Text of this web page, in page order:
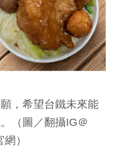
，希望台鐵未來能
（圖／翻攝IG＠
）